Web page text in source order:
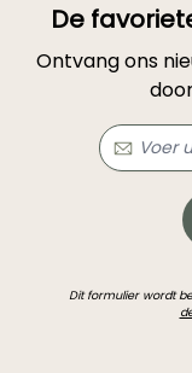
De
Ontvang ons
Dit formulier wordt